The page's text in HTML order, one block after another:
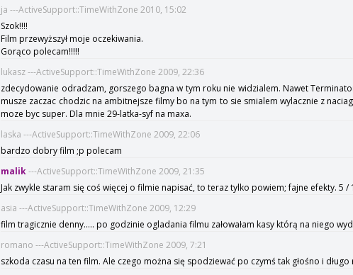
ja ---ActiveSupport::TimeWithZone 2010, 15:02
Szok!!!!
Film przewyższył moje oczekiwania.
Gorąco polecam!!!!!
lukasz ---ActiveSupport::TimeWithZone 2009, 22:36
zdecydowanie odradzam, gorszego bagna w tym roku nie widzialem. Nawet
musze zaczac chodzic na ambitnejsze filmy bo na tym to sie smialem wylacznie z
moze byc super. Dla mnie 29-latka-syf na maxa.
laska ---ActiveSupport::TimeWithZone 2009, 22:06
bardzo dobry film ;p polecam
malik---ActiveSupport::TimeWithZone 2009, 21:35
Jak zwykle staram się coś więcej o filmie napisać, to teraz tylko powiem; fajne efekty. 5 /
asia ---ActiveSupport::TimeWithZone 2009, 12:29
film tragicznie denny..... po godzinie ogladania filmu załowałam kasy którą na niego
romano ---ActiveSupport::TimeWithZone 2009, 7:21
szkoda czasu na ten film. Ale czego można się spodziewać po czymś tak głośno i długo